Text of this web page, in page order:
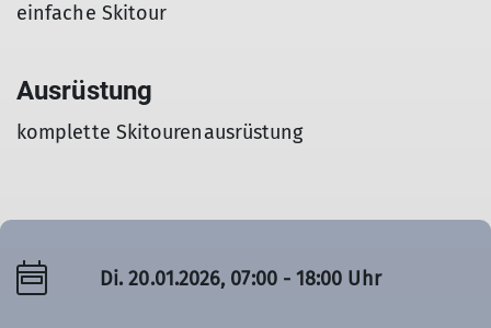
einfache Skitour
Ausrüstung
komplette Skitourenausrüstung
Di. 20.01.2026, 07:00 - 18:00 Uhr